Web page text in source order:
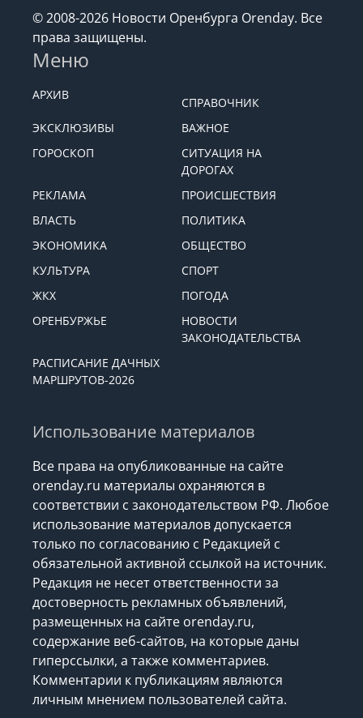
© 2008-2026 Новости Оренбурга Orenday. Все
права защищены.
Меню
АРХИВ
СПРАВОЧНИК
ЭКСКЛЮЗИВЫ
ВАЖНОЕ
ГОРОСКОП
СИТУАЦИЯ НА
ДОРОГАХ
РЕКЛАМА
ПРОИСШЕСТВИЯ
ВЛАСТЬ
ПОЛИТИКА
ЭКОНОМИКА
ОБЩЕСТВО
КУЛЬТУРА
СПОРТ
ЖКХ
ПОГОДА
ОРЕНБУРЖЬЕ
НОВОСТИ
ЗАКОНОДАТЕЛЬСТВА
РАСПИСАНИЕ ДАЧНЫХ
МАРШРУТОВ-2026
Использование материалов
Все права на опубликованные на сайте
orenday.ru материалы охраняются в
соответствии с законодательством РФ. Любое
использование материалов допускается
только по согласованию с Редакцией с
обязательной активной ссылкой на источник.
Редакция не несет ответственности за
достоверность рекламных объявлений,
размещенных на сайте orenday.ru,
содержание веб-сайтов, на которые даны
гиперссылки, а также комментариев.
Комментарии к публикациям являются
личным мнением пользователей сайта.